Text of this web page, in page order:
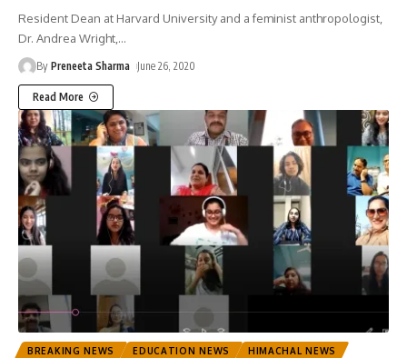
Resident Dean at Harvard University and a feminist anthropologist,
Dr. Andrea Wright, …
By Preneeta Sharma June 26, 2020
Read More
BREAKING NEWS EDUCATION NEWS
HIMACHAL NEWS